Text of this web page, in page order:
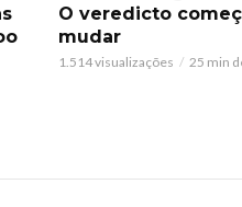
O veredicto
mudar
1.514 visualizações 25 min